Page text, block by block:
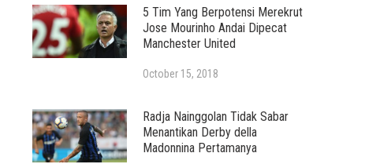
5 Tim Yang Berpotensi Merekrut
Jose Mourinho Andai Dipecat
Manchester United
October 15, 2018
Radja Nainggolan Tidak Sabar
Menantikan Derby della
Madonnina Pertamanya